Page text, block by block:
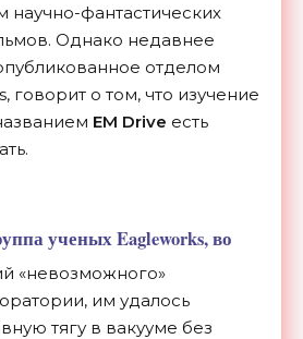
фантастических
Однако недавнее
отделом
говорит о том, что изучение
EM Drive есть
ученых Eagleworks, во
«невозможного»
им удалось
тягу в вакууме без